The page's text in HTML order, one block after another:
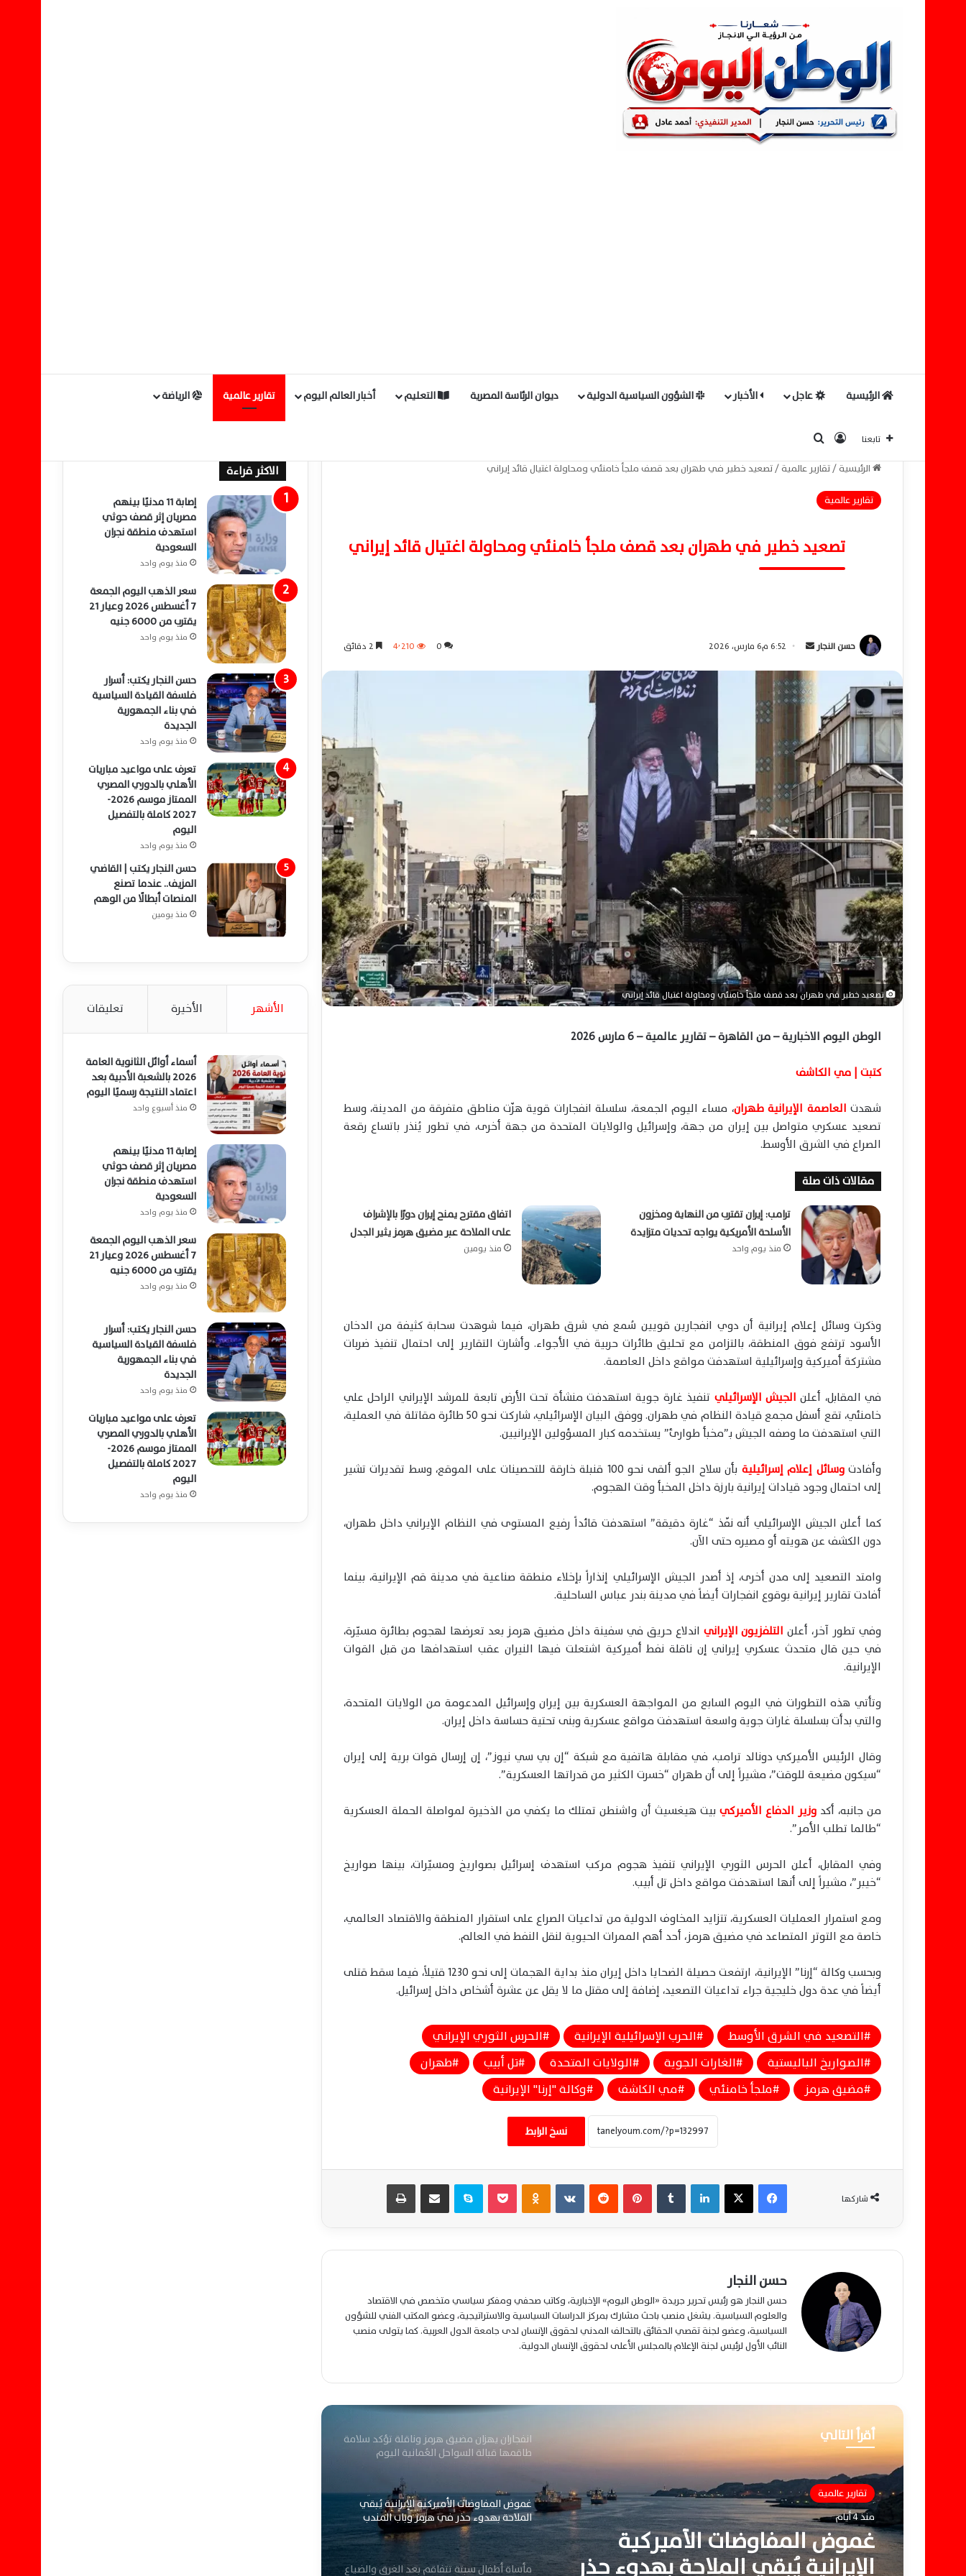
الرئيسية عاجل الأخبار الشؤون السياسية الدولية ديوان الرئاسة المصرية التعليم أخبار العالم اليوم تقارير عالمية الرياضة
تابعنا تسجيل الدخول
الرئيسية/تقارير عالمية/تصعيد خطير في طهران بعد قصف ملجأ خامنئي ومحاولة اغتيال قائد إيراني
تقارير عالمية
تصعيد خطير في طهران بعد قصف ملجأ خامنئي ومحاولة اغتيال قائد إيراني
حسن النجار
س
ل
ر
ي
د
ا
ل
ك
ت
ر
و
ن
ي
ا
6:52 م6 مارس، 2026 0 4٬210
تصعيد خطير في طهران بعد قصف ملجأ خامنئي ومحاولة اغتيال قائد إيراني
الوطن اليوم الاخبارية – من القاهرة – تقارير عالمية – 6 مارس 2026
كتبت | مي الكاشف
شهدت العاصمة الإيرانية طهران، مساء اليوم الجمعة، سلسلة انفجارات قوية هزّت مناطق متفرقة من المدينة، وسط
تصعيد عسكري متواصل بين إيران من جهة، وإسرائيل والولايات المتحدة من جهة أخرى، في تطور يُنذر باتساع رقعة
الصراع في الشرق الأوسط.
مقالات ذات صلة
ترامب: إيران تقترب من النهاية ومخزون
الأسلحة الأمريكية يواجه تحديات متزايدة
منذ يوم واحد
اتفاق مقترح يمنح إيران دورًا بالإشراف
على الملاحة عبر مضيق هرمز يثير الجدل
منذ يومين
وذكرت وسائل إعلام إيرانية أن دوي انفجارين قويين سُمع في شرق طهران، فيما شوهدت سحابة كثيفة من الدخان
الأسود ترتفع فوق المنطقة، بالتزامن مع تحليق طائرات حربية في الأجواء. وأشارت التقارير إلى احتمال تنفيذ ضربات
مشتركة أميركية وإسرائيلية استهدفت مواقع داخل العاصمة.
في المقابل، أعلن الجيش الإسرائيلي تنفيذ غارة جوية استهدفت منشأة تحت الأرض تابعة للمرشد الإيراني الراحل علي
خامنئي، تقع أسفل مجمع قيادة النظام في طهران. ووفق البيان الإسرائيلي، شاركت نحو 50 طائرة مقاتلة في العملية،
التي استهدفت ما وصفه الجيش بـ”مخبأ طوارئ” يستخدمه كبار المسؤولين الإيرانيين.
وأفادتوسائل إعلام إسرائيلية
بأن سلاح الجو ألقى نحو 100 قنبلة خارقة للتحصينات على الموقع، وسط تقديرات تشير
إلى احتمال وجود قيادات إيرانية بارزة داخل المخبأ وقت الهجوم.
كما أعلن الجيش الإسرائيلي أنه نفّذ “غارة دقيقة” استهدفت قائداً رفيع المستوى في النظام الإيراني داخل طهران،
دون الكشف عن هويته أو مصيره حتى الآن.
وامتد التصعيد إلى مدن أخرى، إذ أصدر الجيش الإسرائيلي إنذاراً بإخلاء منطقة صناعية في مدينة قم الإيرانية، بينما
أفادت تقارير إيرانية بوقوع انفجارات أيضاً في مدينة بندر عباس الساحلية.
وفي تطور آخر، أعلن التلفزيون الإيراني اندلاع حريق في سفينة داخل مضيق هرمز بعد تعرضها لهجوم بطائرة مسيّرة،
في حين قال متحدث عسكري إيراني إن ناقلة نفط أميركية اشتعلت فيها النيران عقب استهدافها من قبل القوات
الإيرانية.
وتأتي هذه التطورات في اليوم السابع من المواجهة العسكرية بين إيران وإسرائيل المدعومة من الولايات المتحدة،
والتي بدأت بسلسلة غارات جوية واسعة استهدفت مواقع عسكرية وبنى تحتية حساسة داخل إيران.
وقال الرئيس الأميركي دونالد ترامب، في مقابلة هاتفية مع شبكة “إن بي سي نيوز”، إن إرسال قوات برية إلى إيران
“سيكون مضيعة للوقت”، مشيراً إلى أن طهران “خسرت الكثير من قدراتها العسكرية”.
من جانبه، أكدوزير الدفاع الأميركي بيت هيغسيث أن واشنطن تمتلك ما يكفي من الذخيرة لمواصلة الحملة العسكرية
“طالما تطلب الأمر”.
وفي المقابل، أعلن الحرس الثوري الإيراني تنفيذ هجوم مركب استهدف إسرائيل بصواريخ ومسيّرات، بينها صواريخ
“خيبر”، مشيراً إلى أنها استهدفت مواقع داخل تل أبيب.
ومع استمرار العمليات العسكرية، تتزايد المخاوف الدولية من تداعيات الصراع على استقرار المنطقة والاقتصاد العالمي،
خاصة مع التوتر المتصاعد في مضيق هرمز، أحد أهم الممرات الحيوية لنقل النفط في العالم.
وبحسب وكالة “إرنا” الإيرانية، ارتفعت حصيلة الضحايا داخل إيران منذ بداية الهجمات إلى نحو 1230 قتيلاً، فيما سقط قتلى
أيضاً في عدة دول خليجية جراء تداعيات التصعيد، إضافة إلى مقتل ما لا يقل عن عشرة أشخاص داخل إسرائيل.
التصعيد في الشرق الأوسط الحرب الإسرائيلية الإيرانية
الحرس الثوري الإيراني
الصواريخ الباليستية
الغارات الجوية الولايات المتحدة تل أبيب
طهران
مضيق هرمز
ملجأ خامنئي مي الكاشف وكالة "إرنا" الإيرانية
نسخ الرابط
شاركها
فيسبوك ‫X لينكدإن بينتيريست ‏VKontakte سكايب مشاركة عبر البريد
حسن النجار
حسن النجار هو رئيس تحرير جريدة «الوطن اليوم» الإخبارية، وكاتب صحفي ومفكر سياسي متخصص في الاقتصاد
والعلوم السياسية. يشغل منصب باحث مشارك بمركز الدراسات السياسية والاستراتيجية، وعضو المكتب الفني للشؤون
السياسية، وعضو لجنة تقصي الحقائق بالتحالف المدني لحقوق الإنسان لدى جامعة الدول العربية. كما يتولى منصب
النائب الأول لرئيس لجنة الإعلام بالمجلس الأعلى لحقوق الإنسان الدولية.
أقرأ التالي
تقارير عالمية
منذ 4 أيام
غموض المفاوضات الأميركية
الإيرانية يُبقي الملاحة بهدوء حذر
ترامب يُلغي الهجوم على إيران مشروطًا
باتفاق عاجل يضمن استقرار المنطقة بالكامل
بإرسال عشر طائرات إضافية للتزود بالوقود
فوكس نيوز” ترامب يهدد بتدمير الجسور
الإيرانية خلال ساعة ويطالب طهران بإبرام اتفاق
سريع
ولبنان ومستقبل التصعيد الإقليمي المرتقب
انفجاران يهزان مضيق هرمز وناقلة تؤكد سلامة
طاقمها قبالة السواحل العُمانية اليوم
غموض المفاوضات الأميركية الإيرانية يُبقي
الملاحة بهدوء حذر في هرمز وباب المندب
اليوم
مأساة أطفال سبتة تتفاقم بعد الغرق والضياع
الاكثر قراءة
إصابة 11 مدنيًا بينهم
مصريان إثر قصف حوثي
استهدف منطقة نجران
السعودية
منذ يوم واحد
سعر الذهب اليوم الجمعة
7 أغسطس 2026 وعيار 21
يقترب من 6000 جنيه
منذ يوم واحد
حسن النجار يكتب: أسرار
فلسفة القيادة السياسية
في بناء الجمهورية
الجديدة
منذ يوم واحد
تعرف على مواعيد مباريات
الأهلي بالدوري المصري
الممتاز موسم 2026-
2027 كاملة بالتفصيل
اليوم
منذ يوم واحد
حسن النجار يكتب | القاضي
المزيف.. عندما تصنع
المنصات أبطالًا من الوهم
منذ يومين
الأشهر الأخيرة تعليقات
أسماء أوائل الثانوية العامة
2026 بالشعبة الأدبية بعد
اعتماد النتيجة رسميًا اليوم
منذ أسبوع واحد
إصابة 11 مدنيًا بينهم
مصريان إثر قصف حوثي
استهدف منطقة نجران
السعودية
منذ يوم واحد
سعر الذهب اليوم الجمعة
7 أغسطس 2026 وعيار 21
يقترب من 6000 جنيه
منذ يوم واحد
حسن النجار يكتب: أسرار
فلسفة القيادة السياسية
في بناء الجمهورية
الجديدة
منذ يوم واحد
تعرف على مواعيد مباريات
الأهلي بالدوري المصري
الممتاز موسم 2026-
2027 كاملة بالتفصيل
اليوم
منذ يوم واحد